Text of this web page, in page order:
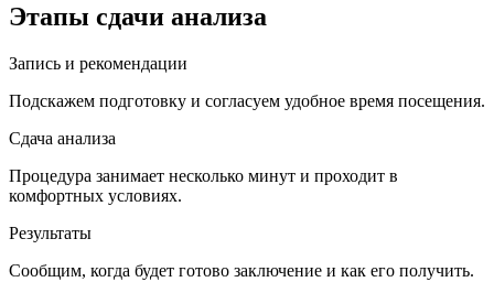
Этапы сдачи анализа
Запись и рекомендации
Подскажем подготовку и согласуем удобное время посещения.
Сдача анализа
Процедура занимает несколько минут и проходит в
комфортных условиях.
Результаты
Сообщим, когда будет готово заключение и как его получить.